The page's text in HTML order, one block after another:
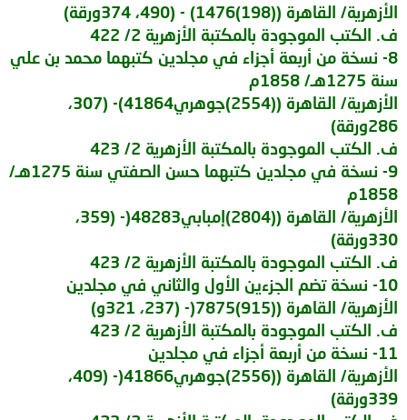
الأزهرية/ القاهرة ((198)1476) - (490، 374ورقة)
ف. الكتب الموجودة بالمكتبة الأزهرية 2/ 422
8- نسخة من أربعة أجزاء في مجلدين كتبهما محمد بن علي
سنة 1275هـ/ 1858م
الأزهرية/ القاهرة ((2554)جوهري41864)- (307،
286ورقة)
ف. الكتب الموجودة بالمكتبة الأزهرية 2/ 423
9- نسخة في مجلدين كتبهما حسن الصفتي سنة 1275هـ/
1858م
الأزهرية/ القاهرة ((2804)إمبابي48283(- (359،
330ورقة)
ف. الكتب الموجودة بالمكتبة الأزهرية 2/ 423
10- نسخة تضم الجزءين الأول والثاني في مجلدين
الأزهرية/ القاهرة ((915)7875(- (237، 321و)
ف. الكتب الموجودة بالمكتبة الأزهرية 2/ 423
11- نسخة من أربعة أجزاء في مجلدين
الأزهرية/ القاهرة ((2556)جوهري41866(- (409،
339ورقة)